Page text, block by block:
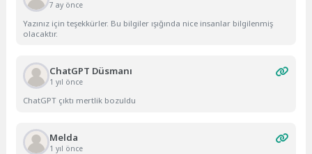
7 ay önce
Yazınız için teşekkürler. Bu bilgiler ışığında nice insanlar bilgilenmiş
olacaktır.
ChatGPT Düsmanı
1 yıl önce
ChatGPT çıktı mertlik bozuldu
Melda
1 yıl önce